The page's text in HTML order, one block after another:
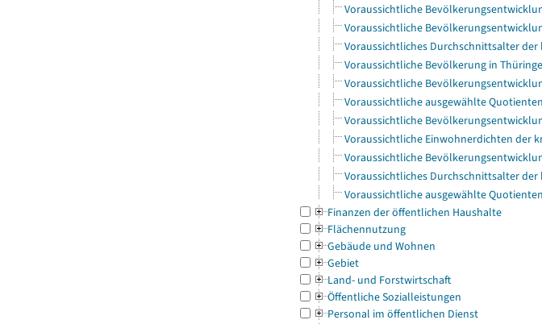
Voraussichtliche
Voraussichtliche
Voraussichtliches Durchschnittsalter der
Voraussichtliche Bevölkerung in
Voraussichtliche
Voraussichtliche ausgewählte
Voraussichtliche
Voraussichtliche Einwohnerdichten der
Voraussichtliche
Voraussichtliches Durchschnittsalter der
Voraussichtliche ausgewählte
Finanzen der öffentlichen Haushalte
Flächennutzung
Gebäude und Wohnen
Gebiet
Land- und Forstwirtschaft
Öffentliche Sozialleistungen
Personal im öffentlichen Dienst